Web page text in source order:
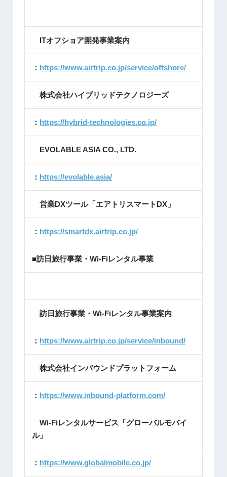
ITオフショア開発事業案内
： https://www.airtrip.co.jp/service/offshore/
株式会社ハイブリッドテクノロジーズ
： https://hybrid-technologies.co.jp/
EVOLABLE ASIA CO., LTD.
： https://evolable.asia/
営業DXツール「エアトリスマートDX」
： https://smartdx.airtrip.co.jp/
■訪日旅行事業・Wi-Fiレンタル事業
訪日旅行事業・Wi-Fiレンタル事業案内
： https://www.airtrip.co.jp/service/inbound/
株式会社インバウンドプラットフォーム
： https://www.inbound-platform.com/
Wi-Fiレンタルサービス「グローバルモバイ
ル」
： https://www.globalmobile.co.jp/